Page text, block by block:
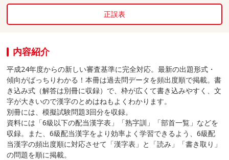
正誤表
内容紹介
平成24年度からの新しい審査基準に完全対応。最新の出題形式・
傾向がばっちりわかる！本冊は過去問データを頻出度順で掲載。書
き込み式（解答は別冊に収録）で、枠が広くて書き込みやすく、文
字が大きいので漢字のとめはねもよくわかります。
別冊には、模擬試験問題3回分を収録。
資料には「6級以下の配当漢字表」「熟字訓」「部首一覧」などを
収録。また、6級配当漢字をより効率よく学習できるよう、6級配
当漢字の頻出度順に対応させて「漢字表」と「読み」「書き取り」
の問題を順に掲載。